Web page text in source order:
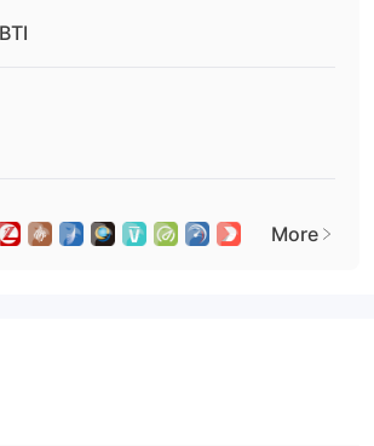
การควบคุมโดยสำนักงานคณะกรรมการ
ในระดับหนึ่งว่าพวกเขาปฏิบัติตามมาตรฐานการ
ารซื้อขายที่ยุติธรรมและความโปร่งใสของลูกค้า
นรายการคำเตือนที่ออกโดย wikifx ซึ่งเป็น
บริการนายหน้าและอื่น ๆ
โดนีเซีย รายชื่อนี้บล็อกเว็บไซต์หลายแห่ง
มในการซื้อขายสินค้าโภคภัณฑ์ล่วงหน้าและ
More